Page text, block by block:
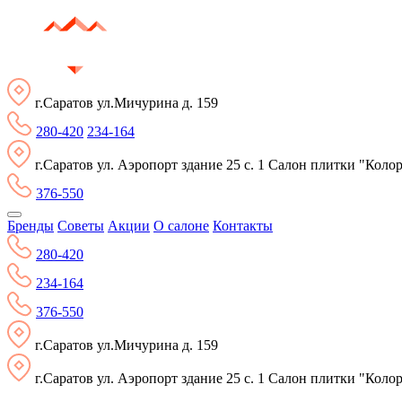
г.Саратов ул.Мичурина д. 159
280-420 234-164
г.Саратов ул. Аэропорт здание 25 с. 1 Салон плитки
376-550
Бренды Советы Акции О салоне Контакты
280-420
234-164
376-550
г.Саратов ул.Мичурина д. 159
г.Саратов ул. Аэропорт здание 25 с. 1 Салон плитки